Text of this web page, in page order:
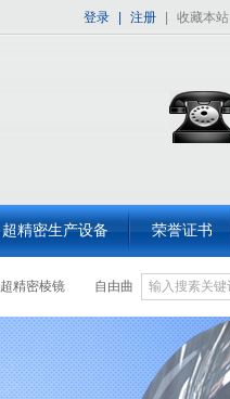
登录 注册 收藏本站
超精密生产设备 荣誉证书
超精密棱镜 自由曲